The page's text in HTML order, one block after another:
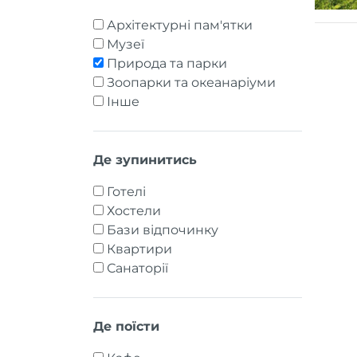
Архітектурні пам'ятки
Музеї
Природа та парки
Зоопарки та океанаріуми
Інше
Де зупинитись
Готелі
Хостели
Бази відпочинку
Квартири
Санаторії
Де поїсти